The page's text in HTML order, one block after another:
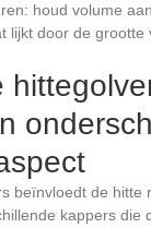
houd volume
lijkt door de grootte
beïnvloedt de hitte
kappers die